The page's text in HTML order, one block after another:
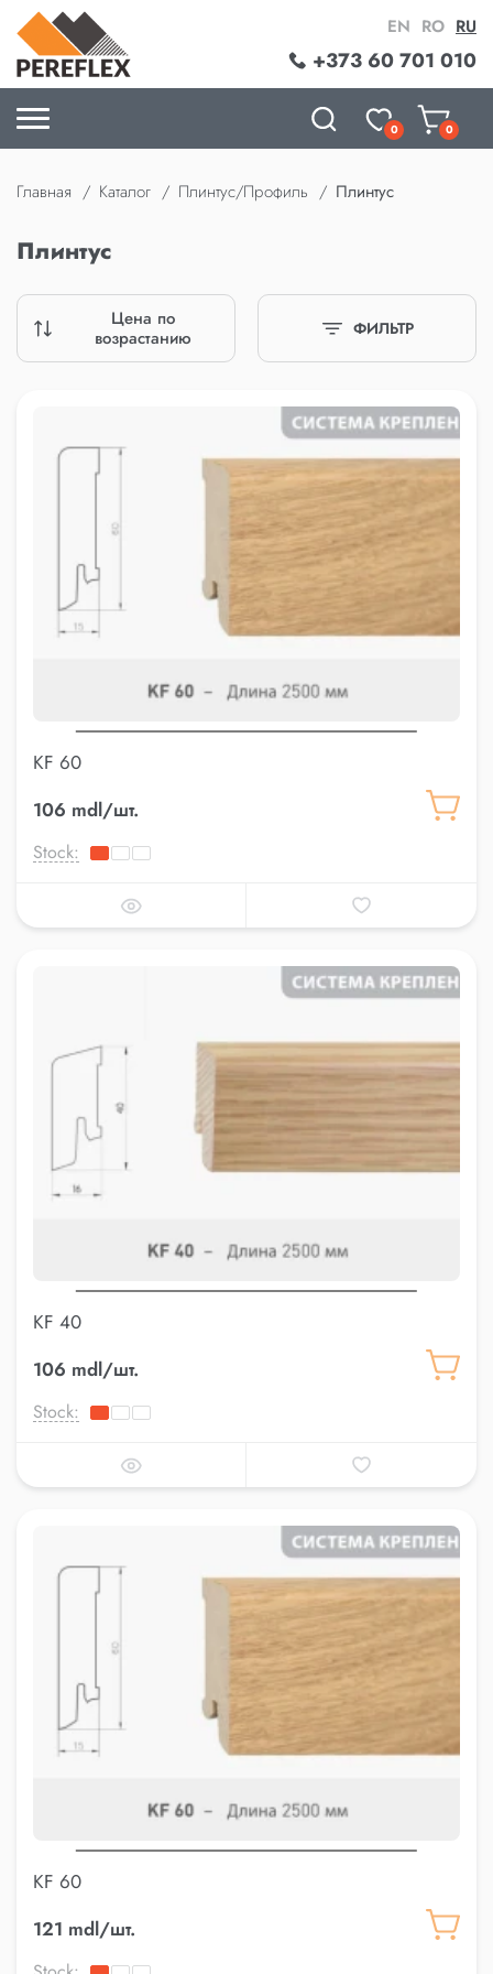
+373 60 701 010
EN RO RU
0 0
Главная Каталог Плинтус/Профиль Плинтус
Плинтус
Цена по
возрастанию
ФИЛЬТР
KF 60
106 mdl/шт.
Stock:
KF 40
106 mdl/шт.
Stock:
KF 60
121 mdl/шт.